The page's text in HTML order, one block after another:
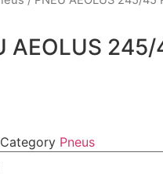
AEOLUS
Category Pneus